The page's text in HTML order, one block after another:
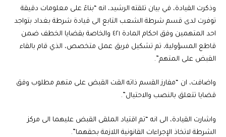
وذكرت القيادة، في بيان تلقته الرشيد، انه “بناءً على معلومات دقيقة
توفرت لدى قسم شرطة الشعب التابع الى قيادة شرطة بغداد بتواجد
احد المتهمين وفق احكام المادة ٤٢١ والخاصة بقضايا الخطف ضمن
قاطع المسؤولية، تم تشكيل فريق عمل متخصص، الذي قام بالقاء
القبض على المتهم”.
واضافت، ان “مفارز القسم ذاته القت القبض على متهم مطلوب وفق
قضايا تتعلق بالنصب والاحتيال”.
واشارت القيادة، الى انه “تم اقتياد الملقى القبض عليهما الى مركز
الشرطة لاتخاذ الإجراءات القانونية اللازمة بحقهما”.